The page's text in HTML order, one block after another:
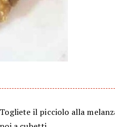
Togliete il picciolo alla